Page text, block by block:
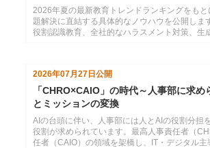
分かれ道
2026年夏の最新教育トレンドランキングをも
題解決に直結する具体的なノウハウを公開しま
役割認識教育、全社的なハラスメント対策、生
2026年07月27日 公開
「CHRO×CAIO」の時代～人事部に求め
とミッションの変換
AIの台頭に伴い、人事部には人とAIの役割分担
役割が求められています。最高人事責任者（
任者（CAIO）の領域を架橋し、IT・デジタル主